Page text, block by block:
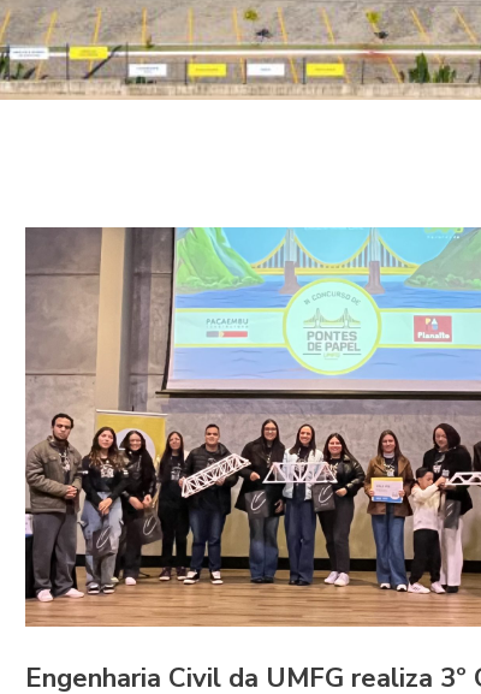
Engenharia Civil da UMFG realiza 3º